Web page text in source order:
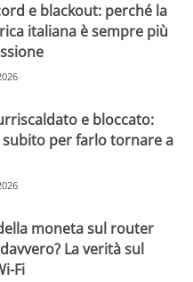
e blackout: perché la
italiana è sempre più
e bloccato:
subito per farlo tornare a
moneta sul router
La verità sul
Fi